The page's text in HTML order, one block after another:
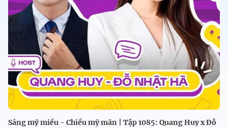
Sáng mỹ miều - Chiều mỹ mãn | Tập 1085: Quang Huy x Đỗ